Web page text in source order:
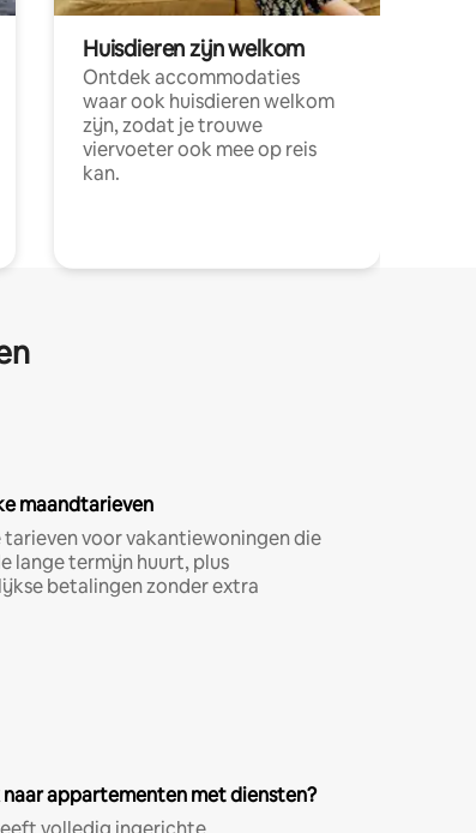
Huisdieren zijn welkom
Ontdek accommodaties
waar ook huisdieren welkom
zijn, zodat je trouwe
viervoeter ook mee op reis
kan.
maandtarieven
tarieven voor vakantiewoningen die
lange termijn huurt, plus
betalingen zonder extra
naar appartementen met diensten?